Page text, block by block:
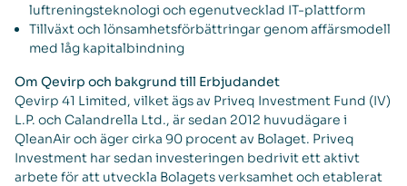
luftreningsteknologi och egenutvecklad IT-plattform
Tillväxt och lönsamhetsförbättringar genom affärsmodell
med låg kapitalbindning
Om Qevirp och bakgrund till Erbjudandet
Qevirp 41 Limited, vilket ägs av Priveq Investment Fund (IV)
L.P. och Calandrella Ltd., är sedan 2012 huvudägare i
QleanAir och äger cirka 90 procent av Bolaget. Priveq
Investment har sedan investeringen bedrivit ett aktivt
arbete för att utveckla Bolagets verksamhet och etablerat